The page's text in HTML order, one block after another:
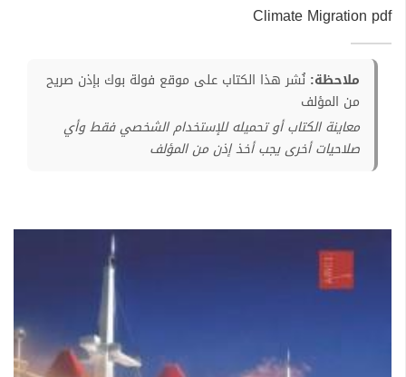
Climate Migration pdf
ملاحظة: نُشر هذا الكتاب على موقع فولة بوك بإذن صريح
من المؤلف
معاينة الكتاب أو تحميله للإستخدام الشخصي فقط وأي
صلاحيات أخرى يجب أخذ إذن من المؤلف